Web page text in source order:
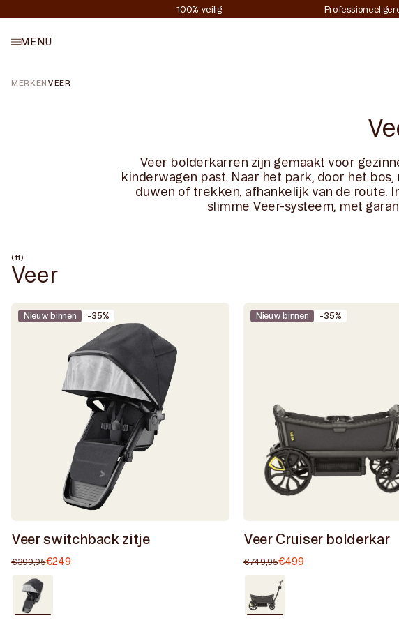
100% veilig Professioneel
MENU
HOME
MERKEN VEER
Veer bolderkarren zijn gemaakt voor
kinderwagen past. Naar het park, door het
duwen of trekken, afhankelijk van de route.
slimme Veer-systeem, met
(11)
Veer
Nieuw binnen -35%
Veer switchback zitje
Aanbiedingsprijs
€249
Normale
€399,95
Goed
Nieuw binnen -35%
Veer Cruiser bolderkar
Aanbiedingsprijs
€499
Normale
€749,95
nieuw